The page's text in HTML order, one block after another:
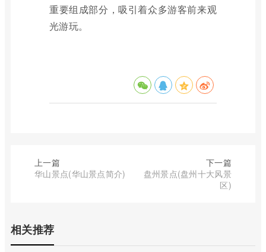
重要组成部分，吸引着众多游客前来观
光游玩。
上一篇
华山景点(华山景点简介)
下一篇
盘州景点(盘州十大风景
区)
相关推荐